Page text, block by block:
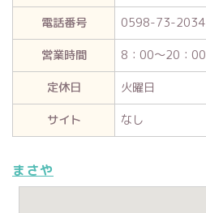
電話番号
0598-73-2034
営業時間
8：00～20：00
定休日
火曜日
サイト
なし
まさや